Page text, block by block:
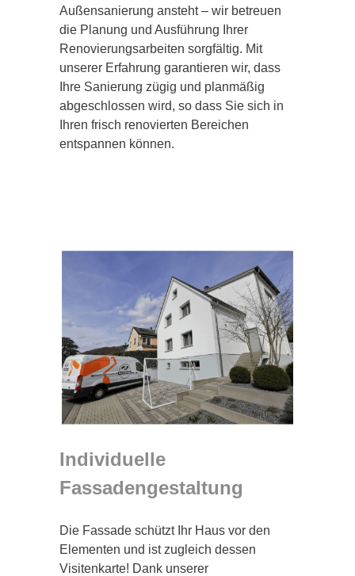
Außensanierung ansteht – wir betreuen
die Planung und Ausführung Ihrer
Renovierungsarbeiten sorgfältig. Mit
unserer Erfahrung garantieren wir, dass
Ihre Sanierung zügig und planmäßig
abgeschlossen wird, so dass Sie sich in
Ihren frisch renovierten Bereichen
entspannen können.
Individuelle
Fassadengestaltung
Die Fassade schützt Ihr Haus vor den
Elementen und ist zugleich dessen
Visitenkarte! Dank unserer